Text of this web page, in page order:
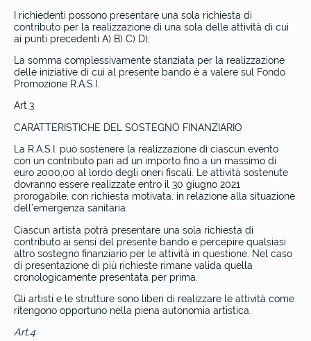
I richiedenti possono presentare una sola richiesta di
contributo per la realizzazione di una sola delle attività di cui
ai punti precedenti A) B) C) D);
La somma complessivamente stanziata per la realizzazione
delle iniziative di cui al presente bando è a valere sul Fondo
Promozione R.A.S.I.
Art.3
CARATTERISTICHE DEL SOSTEGNO FINANZIARIO
La R.A.S.I. può sostenere la realizzazione di ciascun evento
con un contributo pari ad un importo fino a un massimo di
euro 2000,00 al lordo degli oneri fiscali. Le attività sostenute
dovranno essere realizzate entro il 30 giugno 2021
prorogabile, con richiesta motivata, in relazione alla situazione
dell’emergenza sanitaria.
Ciascun artista potrà presentare una sola richiesta di
contributo ai sensi del presente bando e percepire qualsiasi
altro sostegno finanziario per le attività in questione. Nel caso
di presentazione di più richieste rimane valida quella
cronologicamente presentata per prima.
Gli artisti e le strutture sono liberi di realizzare le attività come
ritengono opportuno nella piena autonomia artistica.
Art.4